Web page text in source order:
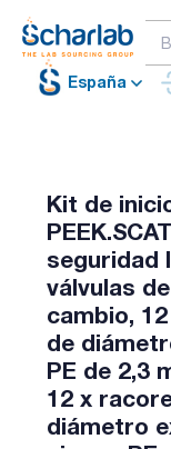
España
Kit de
seguridad
válvulas
cambio,
de
PE de 2,3
12 x
diámetro